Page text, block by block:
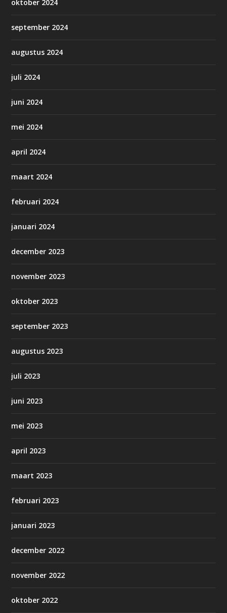
oktober 2024
september 2024
augustus 2024
juli 2024
juni 2024
mei 2024
april 2024
maart 2024
februari 2024
januari 2024
december 2023
november 2023
oktober 2023
september 2023
augustus 2023
juli 2023
juni 2023
mei 2023
april 2023
maart 2023
februari 2023
januari 2023
december 2022
november 2022
oktober 2022